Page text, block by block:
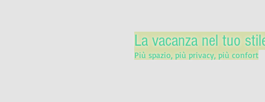
La vacanza nel tuo
Più spazio, più privacy, più confort